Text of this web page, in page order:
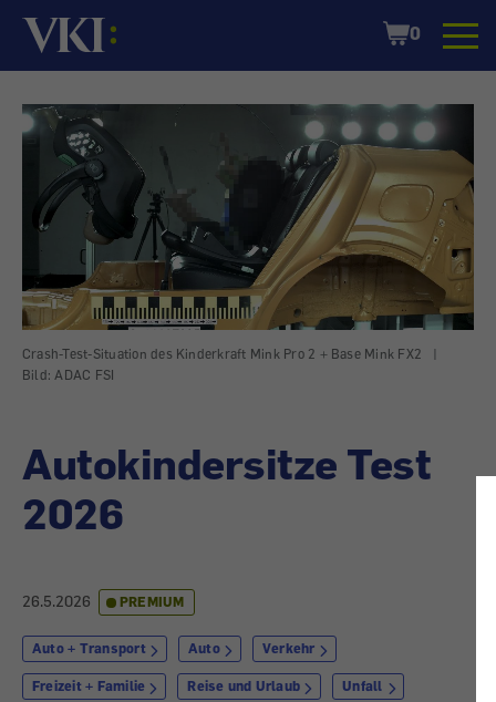
Startseite
Shopping
Cart
0
Crash-Test-Situation des Kinderkraft Mink Pro 2 + Base Mink FX2
|
Bild: ADAC FSI
Autokindersitze Test
2026
26.5.2026 PREMIUM
Auto + Transport Auto Verkehr
Freizeit + Familie Reise und Urlaub Unfall